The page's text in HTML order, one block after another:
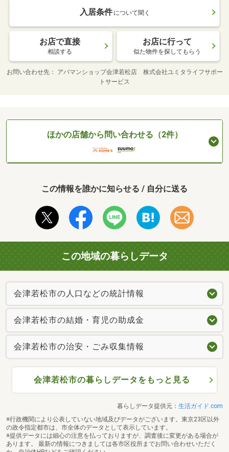
入居条件 について聞く
お店で直接
相談する
お店に行って
似た物件を探してもらう
お問い合わせ先
アパマンショップ会津若松店 株式会社ユミタライフサポー
トサービス
ほかの店舗から問い合わせる（2件）
この情報を誰かに知らせる / 自分に送る
この地域の暮らしデータ
会津若松市の人口などの統計情報
会津若松市の結婚・育児の助成金
会津若松市の治安・ごみ収集情報
会津若松市の暮らしデータをもっと見る
暮らしデータ提供元： 生活ガイド.com
※行政機関により公表していない地域及びデータがございます。東京23区以外
の政令指定都市は、市全体のデータとして表示しています。
※提供データには細心の注意を払っておりますが、調査後に変更がある場合が
あります。 最新の情報につきましては各市区役所までお問い合わせいただく